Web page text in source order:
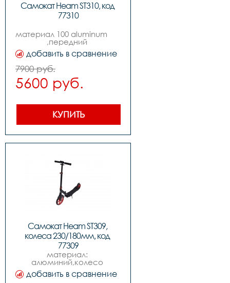
Самокат Heam ST310, код
77310
материал 100 aluminum
,передний
амортизатор,колеса:
180mm pu,нагрузка: 100kgs
,подшипники: abec-7
carbon steel
,вес 3.8kg
добавить в сравнение
7900 руб.
5600 руб.
КУПИТЬ
Самокат Heam ST309,
колеса 230/180мм, код
77309
материал:
алюминий,колесо
переднее: 230mm pu
,колесо заднее: 180mm
добавить в сравнение